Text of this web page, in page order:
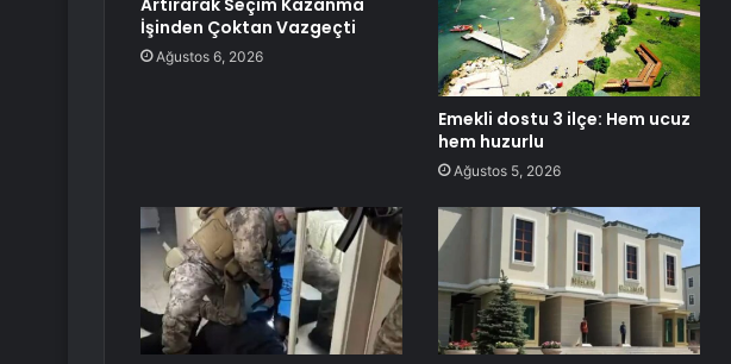
Artırarak Seçim Kazanma
İşinden Çoktan Vazgeçti
Ağustos 6, 2026
Emekli dostu 3 ilçe: Hem ucuz
hem huzurlu
Ağustos 5, 2026